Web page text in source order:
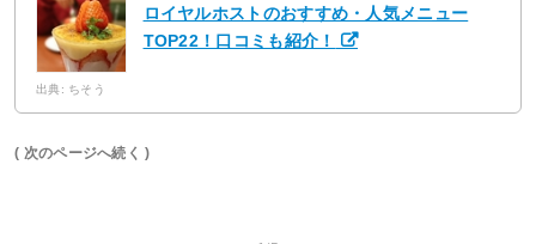
ロイヤルホストのおすすめ・人気メニュー
TOP22！口コミも紹介！
出典: ちそう
( 次のページへ続く )